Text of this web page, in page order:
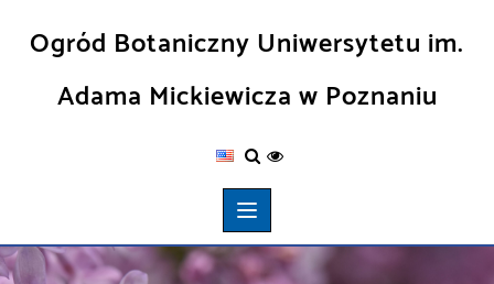
Ogród Botaniczny Uniwersytetu im.
Adama Mickiewicza w Poznaniu